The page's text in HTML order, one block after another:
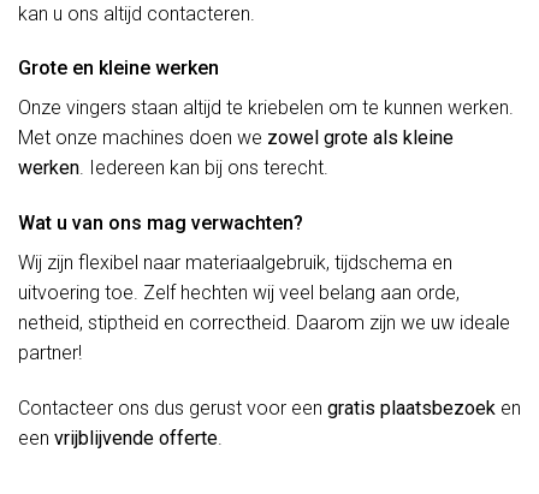
kan u ons altijd contacteren.
Grote en kleine werken
Onze vingers staan altijd te kriebelen om te kunnen werken.
Met onze machines doen we zowel grote als kleine
werken. Iedereen kan bij ons terecht.
Wat u van ons mag verwachten?
Wij zijn flexibel naar materiaalgebruik, tijdschema en
uitvoering toe. Zelf hechten wij veel belang aan orde,
netheid, stiptheid en correctheid. Daarom zijn we uw ideale
partner!
Contacteer ons dus gerust voor een gratis plaatsbezoek en
een vrijblijvende offerte.